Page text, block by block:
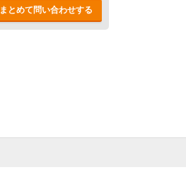
まとめて問い合わせする